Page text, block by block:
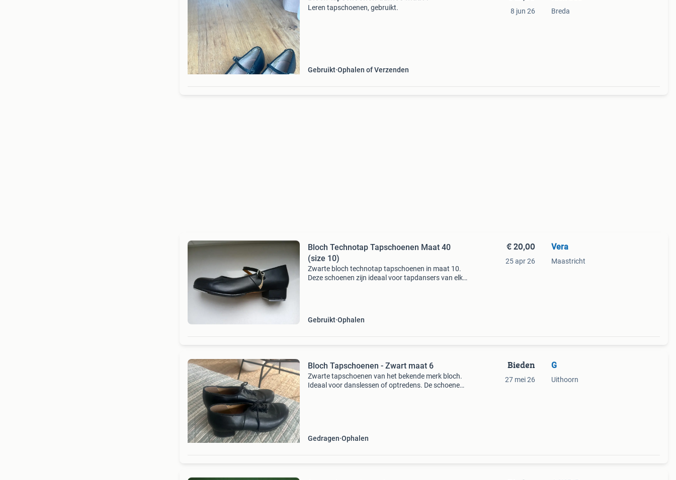
Leren tapschoenen, gebruikt.
Gebruikt Ophalen of Verzenden
8 jun 26 Breda
Bloch Technotap Tapschoenen Maat 40
(size 10)
Zwarte bloch technotap tapschoenen in maat 10.
Deze schoenen zijn ideaal voor tapdansers van elk
Gebruikt Ophalen
€ 20,00
25 apr 26
Vera
Maastricht
Bloch Tapschoenen - Zwart maat 6
Zwarte tapschoenen van het bekende merk bloch.
Ideaal voor danslessen of optredens. De schoenen
Gedragen Ophalen
Bieden
27 mei 26
G
Uithoorn